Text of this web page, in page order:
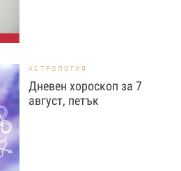
АСТРОЛОГИЯ
Дневен хороскоп за 7
август, петък